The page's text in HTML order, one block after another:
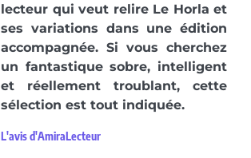
lecteur qui veut relire Le Horla et
ses variations dans une édition
accompagnée. Si vous cherchez
un fantastique sobre, intelligent
et réellement troublant, cette
sélection est tout indiquée.
L'avis d'AmiraLecteur